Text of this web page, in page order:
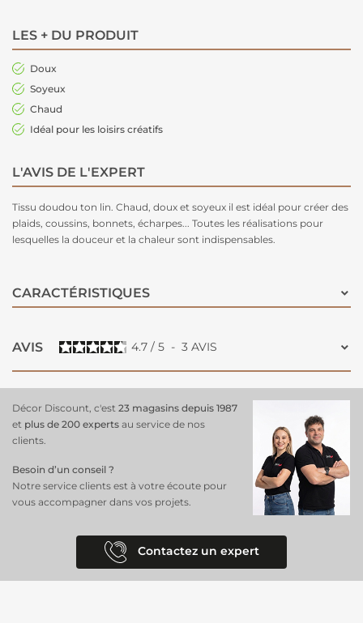
LES + DU PRODUIT
Doux
Soyeux
Chaud
Idéal pour les loisirs créatifs
L'AVIS DE L'EXPERT
Tissu doudou ton lin. Chaud, doux et soyeux il est idéal pour créer des
plaids, coussins, bonnets, écharpes... Toutes les réalisations pour
lesquelles la douceur et la chaleur sont indispensables.
CARACTÉRISTIQUES
AVIS 4.7 / 5 - 3 AVIS
Décor Discount, c'est 23 magasins depuis 1987
et plus de 200 experts au service de nos
clients.
Besoin d’un conseil ?
Notre service clients est à votre écoute pour
vous accompagner dans vos projets.
Contactez un expert